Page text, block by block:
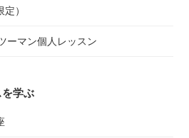
）
ーマン個人レッスン
学ぶ